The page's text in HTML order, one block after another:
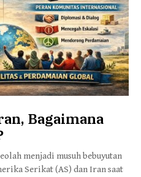
Bagaimana
menjadi musuh bebuyutan
Serikat (AS) dan Iran saat